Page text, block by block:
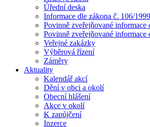
Úřední deska
Informace dle zákona č. 106/
Povinně zveřejňované
Povinně zveřejňované informace
Veřejné zakázky
Výběrová řízení
Záměry
Aktuality
Kalendář akcí
Dění v obci a okolí
Obecní hlášení
Akce v okolí
K zapůjčení
Inzerce